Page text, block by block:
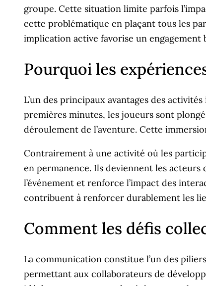
groupe. Cette situation limite parfois
cette problématique en plaçant tous les
implication active favorise un
Pourquoi les
L’un des principaux avantages des
premières minutes, les joueurs sont
déroulement de l’aventure. Cette
Contrairement à une activité où les
en permanence. Ils deviennent les
l’événement et renforce l’impact des
contribuent à renforcer durablement les
Comment les défis
La communication constitue l’un des
permettant aux collaborateurs de